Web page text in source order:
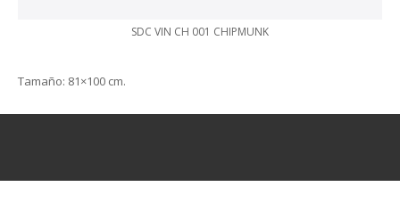
SDC VIN CH 001 CHIPMUNK
Tamaño: 81×100 cm.